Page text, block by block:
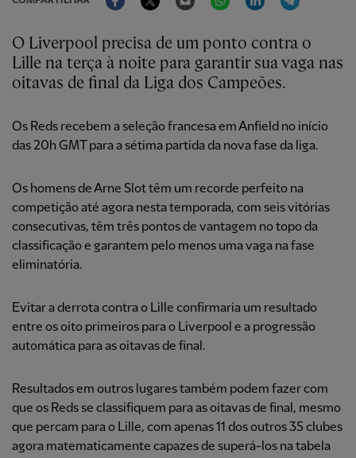
O Liverpool precisa de um ponto contra o
Lille na terça à noite para garantir sua vaga nas
oitavas de final da Liga dos Campeões.
Os Reds recebem a seleção francesa em Anfield no início
das 20h GMT para a sétima partida da nova fase da liga.
Os homens de Arne Slot têm um recorde perfeito na
competição até agora nesta temporada, com seis vitórias
consecutivas, têm três pontos de vantagem no topo da
classificação e garantem pelo menos uma vaga na fase
eliminatória.
Evitar a derrota contra o Lille confirmaria um resultado
entre os oito primeiros para o Liverpool e a progressão
automática para as oitavas de final.
Resultados em outros lugares também podem fazer com
que os Reds se classifiquem para as oitavas de final, mesmo
que percam para o Lille, com apenas 11 dos outros 35 clubes
agora matematicamente capazes de superá-los na tabela